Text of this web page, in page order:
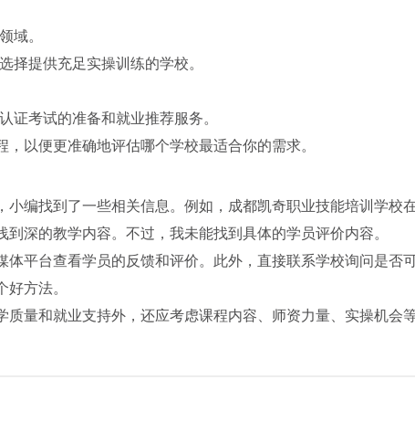
域。
择提供充足实操训练的学校。
证考试的准备和就业推荐服务。
以便更准确地评估哪个学校最适合你的需求。
编找到了一些相关信息。例如，成都凯奇职业技能培训学校
深的教学内容。不过，我未能找到具体的学员评价内容。
平台查看学员的反馈和评价。此外，直接联系学校询问是否
方法。
量和就业支持外，还应考虑课程内容、师资力量、实操机会